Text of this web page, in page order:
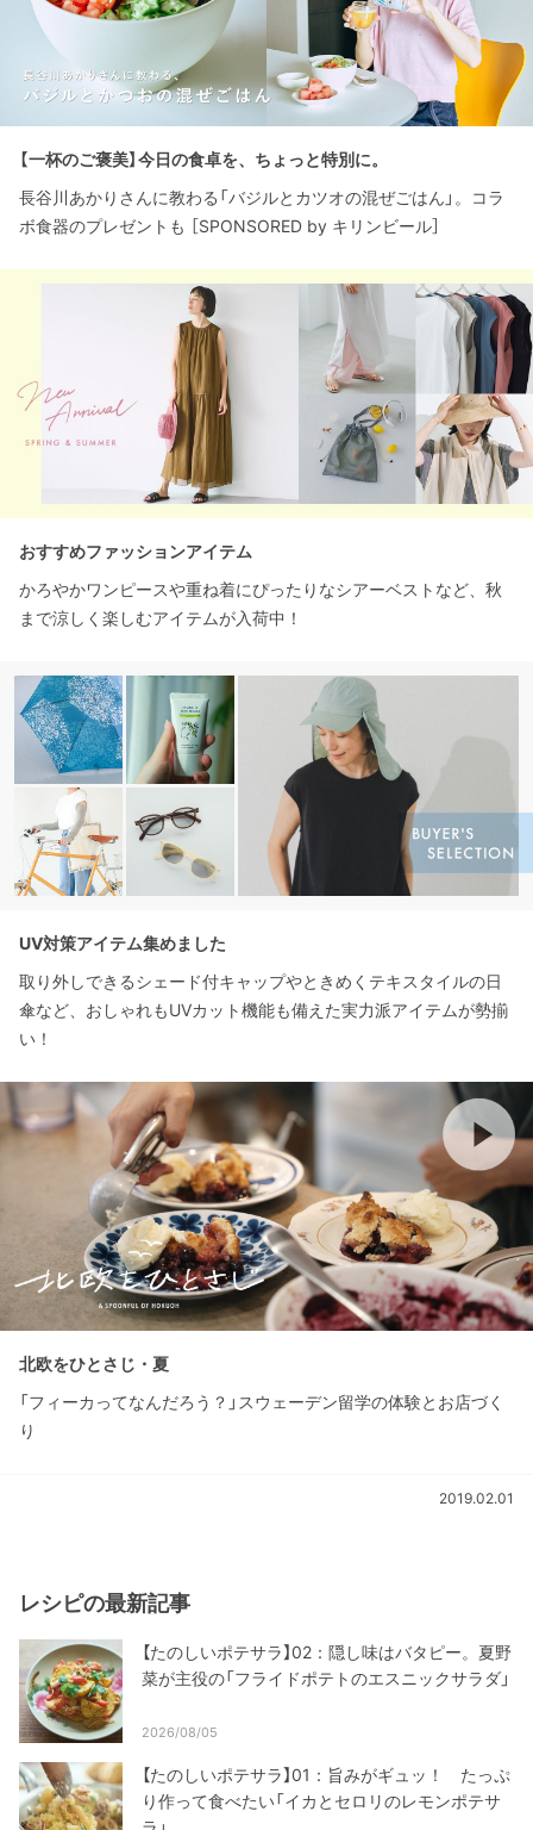
【一杯のご褒美】今日の食卓を、ちょっと特別に。
長谷川あかりさんに教わる「バジルとカツオの混ぜごはん」。コラ
ボ食器のプレゼントも ［SPONSORED by キリンビール］
おすすめファッションアイテム
かろやかワンピースや重ね着にぴったりなシアーベストなど、秋
まで涼しく楽しむアイテムが入荷中！
UV対策アイテム集めました
取り外しできるシェード付キャップやときめくテキスタイルの日
傘など、おしゃれもUVカット機能も備えた実力派アイテムが勢揃
い！
北欧をひとさじ・夏
「フィーカってなんだろう？」スウェーデン留学の体験とお店づく
り
2019.02.01
レシピの最新記事
【たのしいポテサラ】02：隠し味はバタピー。夏野
菜が主役の「フライドポテトのエスニックサラダ」
2026/08/05
【たのしいポテサラ】01：旨みがギュッ！ たっぷ
り作って食べたい「イカとセロリのレモンポテサ